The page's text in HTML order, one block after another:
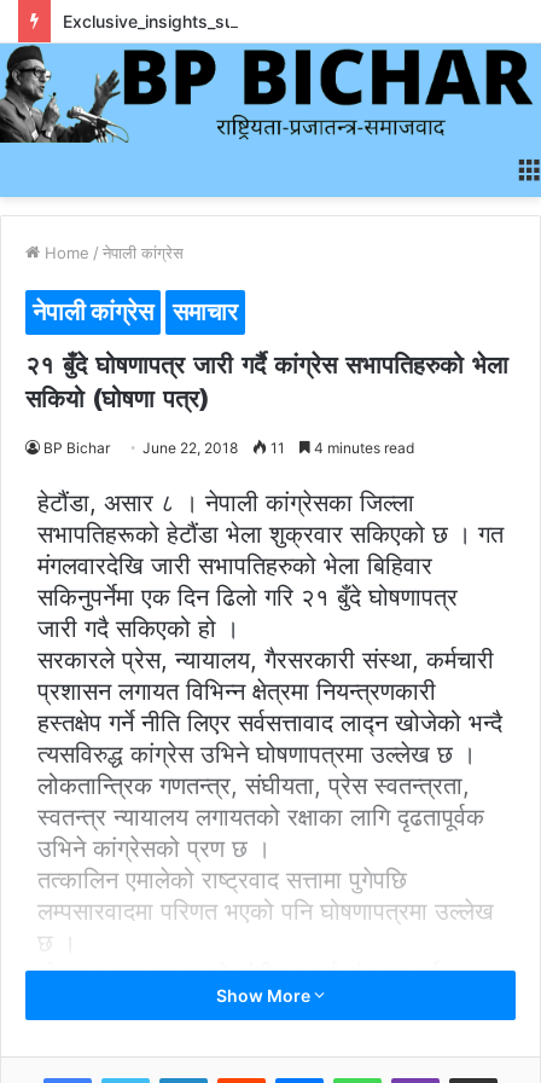
Home / नेपाली कांग्रेस
नेपाली कांग्रेस समाचार
२१ बुँदे घोषणापत्र जारी गर्दै कांग्रेस सभापतिहरुको भेला
सकियो (घोषणा पत्र)
BP Bichar June 22, 2018 11 4 minutes read
हेटौंडा, असार ८ । नेपाली कांग्रेसका जिल्ला
सभापतिहरूको हेटौंडा भेला शुक्रवार सकिएको छ । गत
मंगलवारदेखि जारी सभापतिहरुको भेला बिहिवार
सकिनुपर्नेमा एक दिन ढिलो गरि २१ बुँदे घोषणापत्र
जारी गदै सकिएको हो ।
सरकारले प्रेस, न्यायालय, गैरसरकारी संस्था, कर्मचारी
प्रशासन लगायत विभिन्न क्षेत्रमा नियन्त्रणकारी
हस्तक्षेप गर्ने नीति लिएर सर्वसत्तावाद लाद्न खोजेको भन्दै
त्यसविरुद्ध कांग्रेस उभिने घोषणापत्रमा उल्लेख छ ।
लोकतान्त्रिक गणतन्त्र, संघीयता, प्रेस स्वतन्त्रता,
स्वतन्त्र न्यायालय लगायतको रक्षाका लागि दृढतापूर्वक
उभिने कांग्रेसको प्रण छ ।
तत्कालिन एमालेको राष्ट्रवाद सत्तामा पुगेपछि
लम्पसारवादमा परिणत भएको पनि घोषणापत्रमा उल्लेख
छ ।
घोषणापत्रमा सरकारले संघीयतालाई संकुचन गर्न
स्थानीय र प्रदेशका अधिकार कुण्ठित हुने खालको नीति
Show More
LinkedInReddit MessengerWhatsAppViber Share via Email